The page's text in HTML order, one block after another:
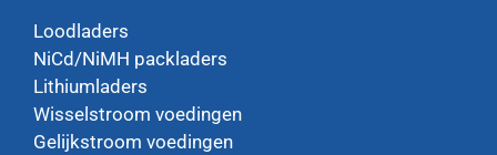
Loodladers
NiCd/NiMH packladers
Lithiumladers
Wisselstroom voedingen
Gelijkstroom voedingen